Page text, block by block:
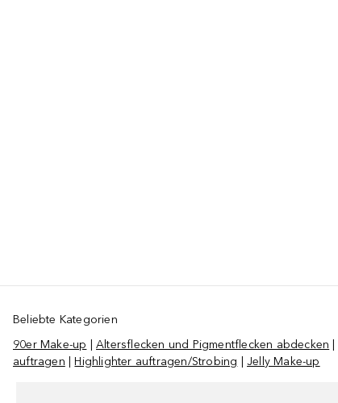
Beliebte Kategorien
90er Make-up |Altersflecken und Pigmentflecken abdecken
auftragen |Highlighter auftragen/Strobing |Jelly Make-up